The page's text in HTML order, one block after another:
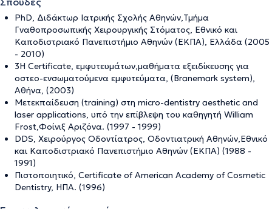
PhD, Διδάκτωρ Ιατρικής Σχολής Αθηνών,Τμήμα
Γναθοπροσωπικής Χειρουργικής Στόματος, Εθνικό και
Καποδιστριακό Πανεπιστήμιο Αθηνών (ΕΚΠΑ), Ελλάδα (2005
- 2010)
3Η Certificate, εμφυτευμάτων,μαθήματα εξειδίκευσης για
οστεο-ενσωματούμενα εμφυτεύματα, (Branemark system),
Αθήνα, (2003)
Μετεκπαίδευση (training) στη micro-dentistry aesthetic and
laser applications, υπό την επίβλεψη του καθηγητή William
Frost,Φοίνιξ Αριζόνα. (1997 - 1999)
DDS, Χειρούργος Οδοντίατρος, Οδοντιατρική Αθηνών,Εθνικό
και Καποδιστριακό Πανεπιστήμιο Αθηνών (ΕΚΠΑ) (1988 -
1991)
Πιστοποιητικό, Certificate of American Academy of Cosmetic
Dentistry, ΗΠΑ. (1996)